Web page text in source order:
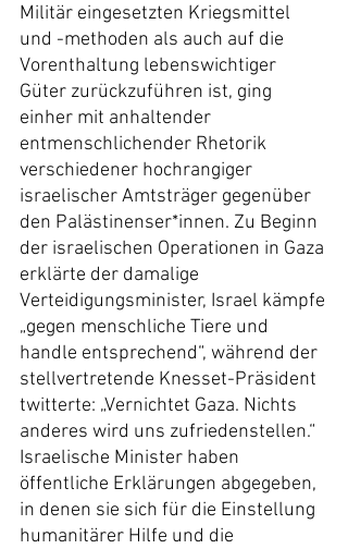
Militär eingesetzten Kriegsmittel
und -methoden als auch auf die
Vorenthaltung lebenswichtiger
Güter zurückzuführen ist, ging
einher mit anhaltender
entmenschlichender Rhetorik
verschiedener hochrangiger
israelischer Amtsträger gegenüber
den Palästinenser*innen. Zu Beginn
der israelischen Operationen in Gaza
erklärte der damalige
Verteidigungsminister, Israel kämpfe
„gegen menschliche Tiere und
handle entsprechend“, während der
stellvertretende Knesset-Präsident
twitterte: „Vernichtet Gaza. Nichts
anderes wird uns zufriedenstellen.“
Israelische Minister haben
öffentliche Erklärungen abgegeben,
in denen sie sich für die Einstellung
humanitärer Hilfe und die